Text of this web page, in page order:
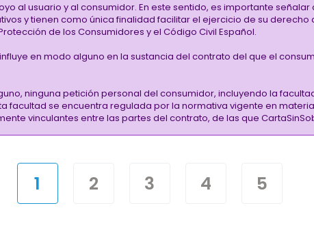
al usuario y al consumidor. En este sentido, es importante
y tienen como única finalidad facilitar el ejercicio de su
de los Consumidores y el Código Civil Español.
en modo alguno en la sustancia del contrato del que el
ninguna petición personal del consumidor, incluyendo la
facultad se encuentra regulada por la normativa vigente en
vinculantes entre las partes del contrato, de las que
1 2 3 4 5